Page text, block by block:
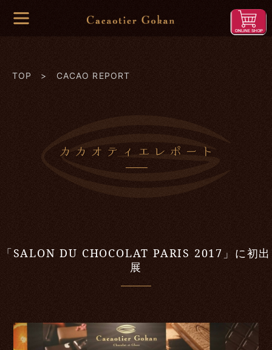
TOP > CACAO REPORT
「SALON DU CHOCOLAT PARIS 2017」に初出
展